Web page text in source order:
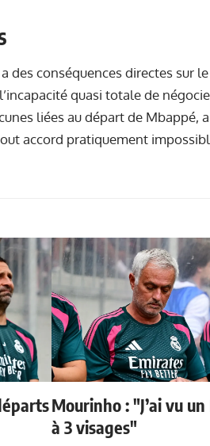
des conséquences directes sur
quasi totale de
liées au départ de Mbappé,
accord pratiquement
Mourinho : "J’ai vu
à 3 visages"